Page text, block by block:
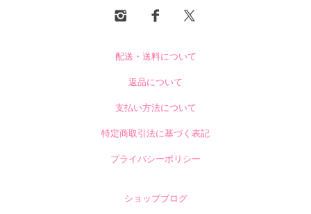
配送・送料について
返品について
支払い方法について
特定商取引法に基づく表記
プライバシーポリシー
ショップブログ